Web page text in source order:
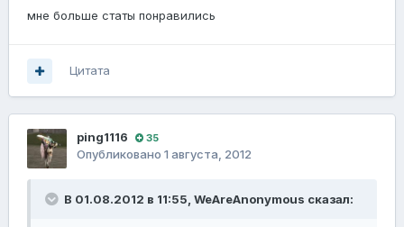
мне больше статы понравились
Цитата
ping1116 35
Опубликовано 1 августа, 2012
В 01.08.2012 в 11:55, WeAreAnonymous сказал: